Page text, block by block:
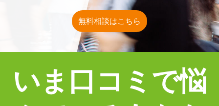
無料相談はこちら
いま口コミで悩